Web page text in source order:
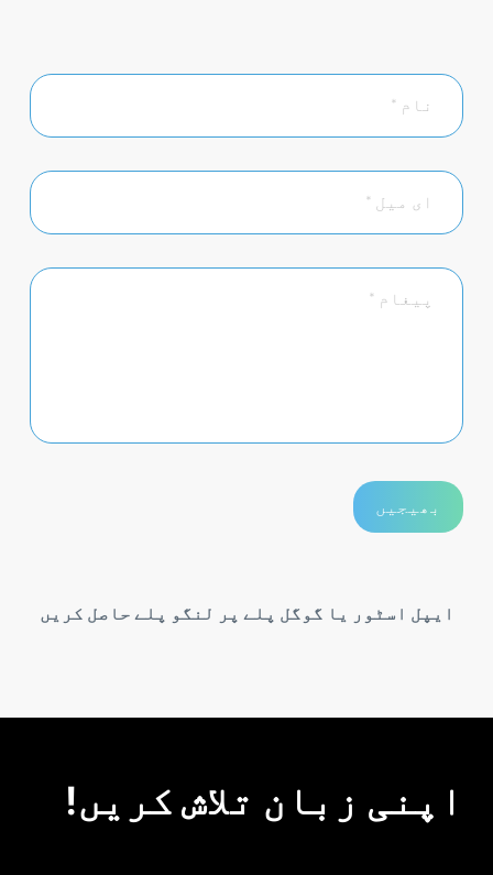
ایپل اسٹور یا گوگل پلے پر لنگو پلے حاصل کریں
اپنی زبان تلاش کریں!